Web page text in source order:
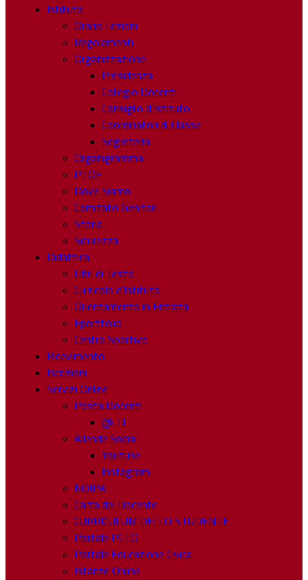
Istituto
Orario Lezioni
Regolamenti
Organizzazione
Presidenza
Collegio Docenti
Consiglio d’Istituto
Coordinatori di Classe
Segreteria
Organigramma
PTOF
Dove Siamo
Comitato Genitori
Storia
Sicurezza
Didattica
Libri di Testo
Curricolo d’Istituto
Orientamento in Entrata
Eportfolio
Centro Sportivo
Ricevimento
Iscrizioni
Servizi Online
Posta Docenti
@ .IT
Allende Social
Youtube
Instagram
NOIPA
Carta del Docente
CURRICULUM DELLO STUDENTE
Portale PCTO
Portale Educazione Civica
Istanze Online